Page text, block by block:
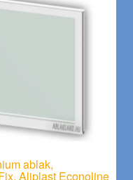
ablak,
Aliplast Econoline